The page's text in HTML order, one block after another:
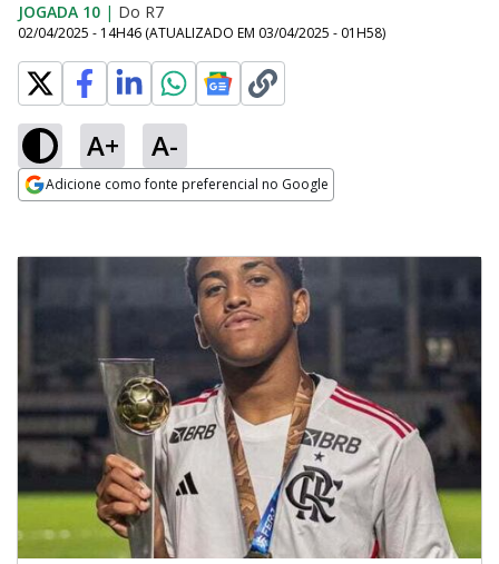
JOGADA 10 | Do R7
02/04/2025 - 14H46 (ATUALIZADO EM 03/04/2025 - 01H58)
A+ A-
Adicione como fonte preferencial no Google